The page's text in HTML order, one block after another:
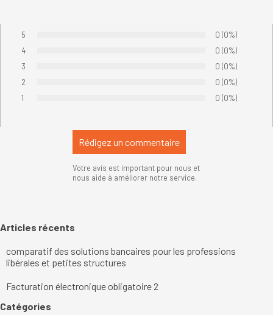
5 Nombre de
0 Pourcentage
(0%)
4 Nombre de
0 Pourcentage
(0%)
3 Nombre de
0 Pourcentage
(0%)
2 Nombre de
0 Pourcentage
(0%)
1 Nombre de
0 Pourcentage
(0%)
Votre avis est important pour nous et
nous aide à améliorer notre service.
Sauter le bloc Articles récents
Articles récents
comparatif des solutions bancaires pour les professions
libérales et petites structures
Facturation électronique obligatoire 2
Sauter le bloc Catégories
Catégories